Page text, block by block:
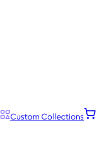
Custom Collections